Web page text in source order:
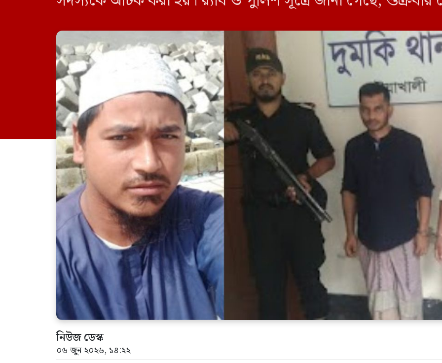
নিউজ ডেস্ক
০৬ জুন ২০২৬, ১৪:২২